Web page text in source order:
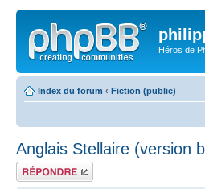
Héros de
Index du forum ‹ Fiction (public)
Anglais Stellaire (version
Répondre